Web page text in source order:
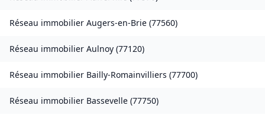
Réseau immobilier Augers-en-Brie (77560)
Réseau immobilier Aulnoy (77120)
Réseau immobilier Bailly-Romainvilliers (77700)
Réseau immobilier Bassevelle (77750)